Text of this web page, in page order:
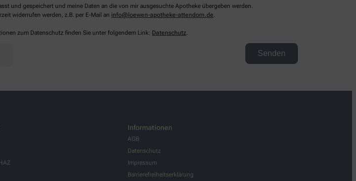
und gespeichert und meine Daten an die von mir ausgesuchte Apotheke übergeben werden.
widerrufen werden, z.B. per E-Mail an info@loewen-apotheke-attendorn.de
zum Datenschutz finden Sie unter folgendem Link: Datenschutz
Informationen
AGB
Datenschutz
Impressum
Barrierefreiheitserklärung